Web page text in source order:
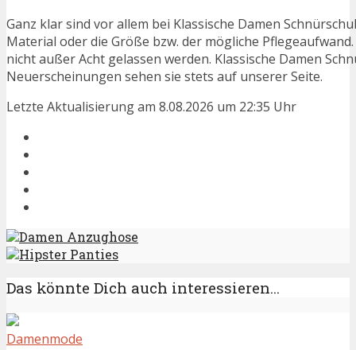
Ganz klar sind vor allem bei Klassische Damen
Material oder die Größe bzw. der mögliche
nicht außer Acht gelassen werden. Klassische Damen
Neuerscheinungen sehen sie stets auf unserer Seite.
Letzte Aktualisierung am 8.08.2026 um 22:35 Uhr
Damen Anzughose
Hipster Panties
Das könnte Dich auch interessieren...
Damenmode